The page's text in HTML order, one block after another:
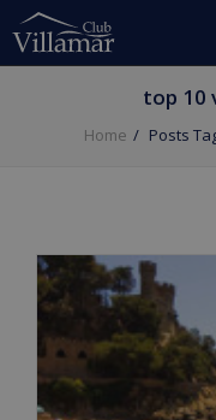
top 10
Home Posts